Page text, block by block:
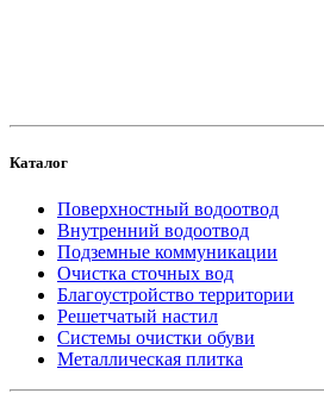
Каталог
Поверхностный водоотвод
Внутренний водоотвод
Подземные коммуникации
Очистка сточных вод
Благоустройство территории
Решетчатый настил
Системы очистки обуви
Металлическая плитка